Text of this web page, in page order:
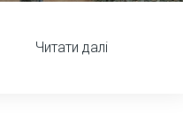
Читати далі